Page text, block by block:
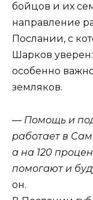
бойцов и их
направление
Послании, с
Шарков
особенно
земляков.
— Помощь и
работает в
а на 120
помогают и
он.